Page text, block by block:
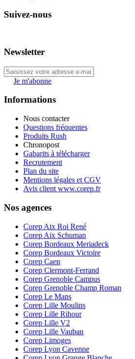
Suivez-nous
Newsletter
Je m'abonne
Informations
Nous contacter
Questions fréquentes
Produits Rush
Chronopost
Gabarits à télécharger
Recrutement
Plan du site
Mentions légales et CGV
Avis client www.corep.fr
Nos agences
Corep Aix Roi René
Corep Aix Schuman
Corep Bordeaux Meriadeck
Corep Bordeaux Victoire
Corep Caen
Corep Clermont-Ferrand
Corep Grenoble Campus
Corep Grenoble Champ Roman
Corep Le Mans
Corep Lille Moulins
Corep Lille Rihour
Corep Lille V2
Corep Lille Vauban
Corep Limoges
Corep Lyon Cavenne